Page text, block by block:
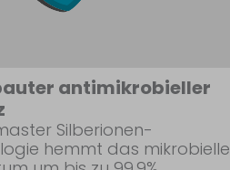
antimikrobieller
Silberionen-
hemmt das mikrobielle